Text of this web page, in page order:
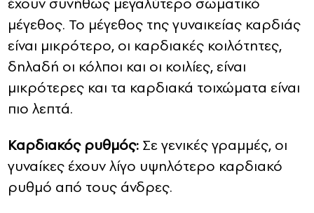
μέγεθος. Το μέγεθος της γυναικείας καρδιάς
είναι μικρότερο, οι καρδιακές κοιλότητες,
δηλαδή οι κόλποι και οι κοιλίες, είναι
μικρότερες και τα καρδιακά τοιχώματα είναι
πιο λεπτά.
Καρδιακός ρυθμός: Σε γενικές γραμμές, οι
γυναίκες έχουν λίγο υψηλότερο καρδιακό
ρυθμό από τους άνδρες.